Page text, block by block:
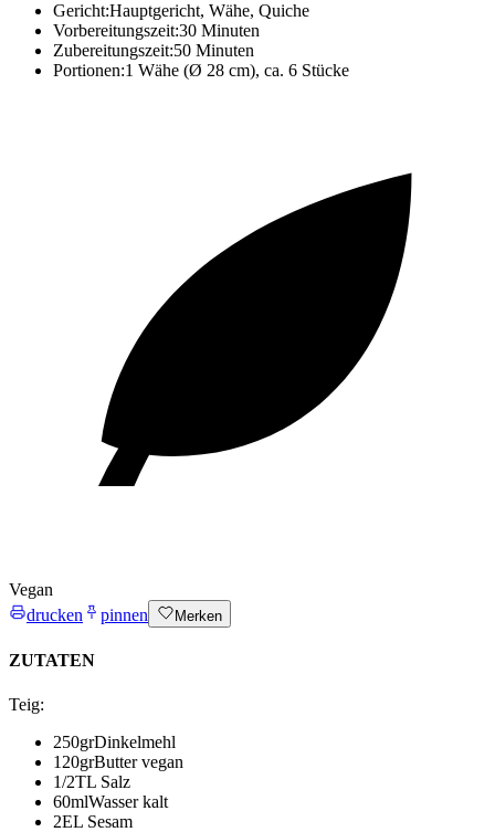
Gericht:Hauptgericht, Wähe, Quiche
Vorbereitungszeit:30 Minuten
Zubereitungszeit:50 Minuten
Portionen:1 Wähe (Ø 28 cm), ca. 6 Stücke
Vegan
drucken
pinnen Merken
ZUTATEN
Teig:
250grDinkelmehl
120grButter vegan
1/2TL Salz
60mlWasser kalt
2EL Sesam